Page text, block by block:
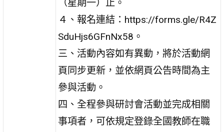
（星期一）止。
４、報名連結：https://forms.gle/R4Z
SduHjs6GFnNx58。
三、活動內容如有異動，將於活動網
頁同步更新，並依網頁公告時間為主
參與活動。
四、全程參與研討會活動並完成相關
事項者，可依規定登錄全國教師在職